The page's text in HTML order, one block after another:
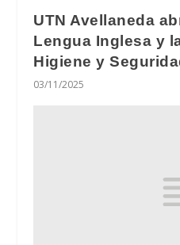
UTN Avellaneda
Lengua Inglesa y
Higiene y
03/11/2025